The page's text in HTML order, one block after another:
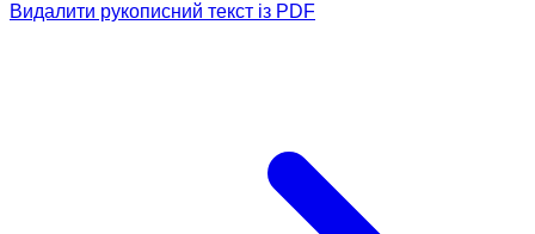
Видалити рукописний текст із PDF